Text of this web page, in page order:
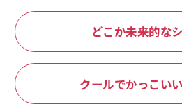
どこか未来的な
クールでかっこい